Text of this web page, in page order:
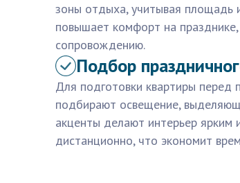
зоны отдыха, учитывая площадь
повышает комфорт на
сопровождению.
Подбор
Для подготовки квартиры
подбирают освещение,
акценты делают интерьер ярким
дистанционно, что экономит